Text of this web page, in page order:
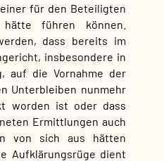
für den Beteiligten
hätte führen können.
dass bereits im
insbesondere in
auf die Vornahme der
Unterbleiben nunmehr
worden ist oder dass
Ermittlungen auch
von sich aus hätten
Aufklärungsrüge dient